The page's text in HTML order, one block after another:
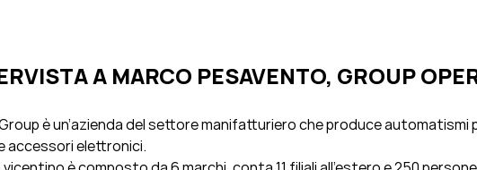
A MARCO PESAVENTO, GROUP
è un’azienda del settore manifatturiero che produce automatismi
accessori elettronici.